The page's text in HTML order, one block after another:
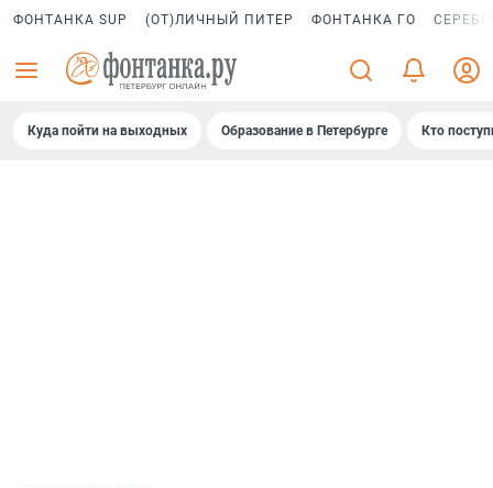
ФОНТАНКА SUP (ОТ)ЛИЧНЫЙ ПИТЕР ФОНТАНКА ГО
Куда пойти на выходных Образование в Петербурге Кто